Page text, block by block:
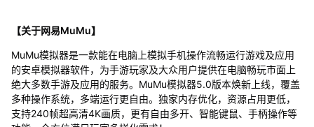
【关于网易MuMu】
MuMu模拟器是一款能在电脑上模拟手机操作流畅运行游戏及应用
的安卓模拟器软件，为手游玩家及大众用户提供在电脑畅玩市面上
绝大多数手游及应用的服务。MuMu模拟器5.0版本焕新上线，覆盖
多种操作系统，多端运行更自由。独家内存优化，资源占用更低，
支持240帧超高清4K画质，更有自由多开、智能键鼠、手柄操作等